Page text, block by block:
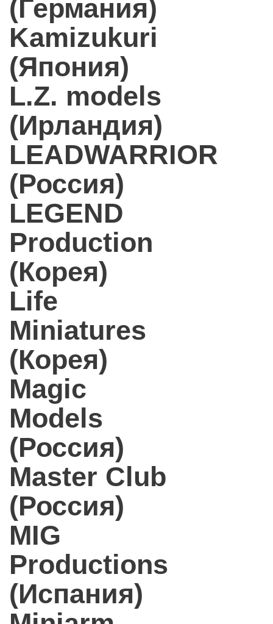
(Германия)
Kamizukuri
(Япония)
L.Z. models
(Ирландия)
LEADWARRIOR
(Россия)
LEGEND
Production
(Корея)
Life
Miniatures
(Корея)
Magic
Models
(Россия)
Master Club
(Россия)
MIG
Productions
(Испания)